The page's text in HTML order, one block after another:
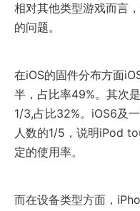
相对其他类型游戏而言
的问题。
在iOS的固件分布方面
半，占比率49%。其次
1/3,占比32%。iOS6及
人数的1/5，说明iPod
定的使用率。
而在设备类型方面，